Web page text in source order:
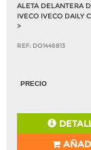
ALETA DELANTERA
IVECO IVECO DAILY
>
REF: DO1446813
PRECIO